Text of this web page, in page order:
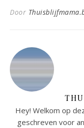
Door
Hey! Welkom op
geschreven voor